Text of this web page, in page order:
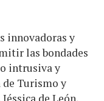
innovadoras y
las bondades
intrusiva y
de Turismo y